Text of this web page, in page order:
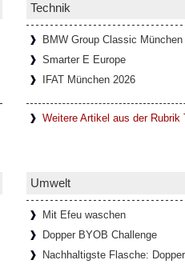
Technik
BMW Group Classic München
Smarter E Europe
IFAT München 2026
Weitere Artikel aus der Rubrik
Umwelt
Mit Efeu waschen
Dopper BYOB Challenge
Nachhaltigste Flasche: